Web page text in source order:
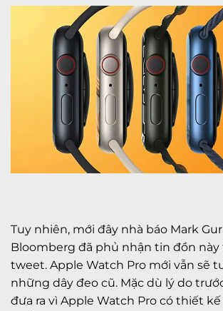
Tuy nhiên, mới đây nhà báo Mark
Bloomberg đã phủ nhận tin đồn
tweet. Apple Watch Pro mới vẫn sẽ
những dây đeo cũ. Mặc dù lý do
đưa ra vì Apple Watch Pro có thiết